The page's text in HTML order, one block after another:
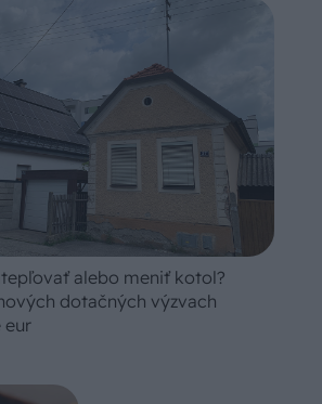
alebo meniť kotol?
dotačných výzvach
eur